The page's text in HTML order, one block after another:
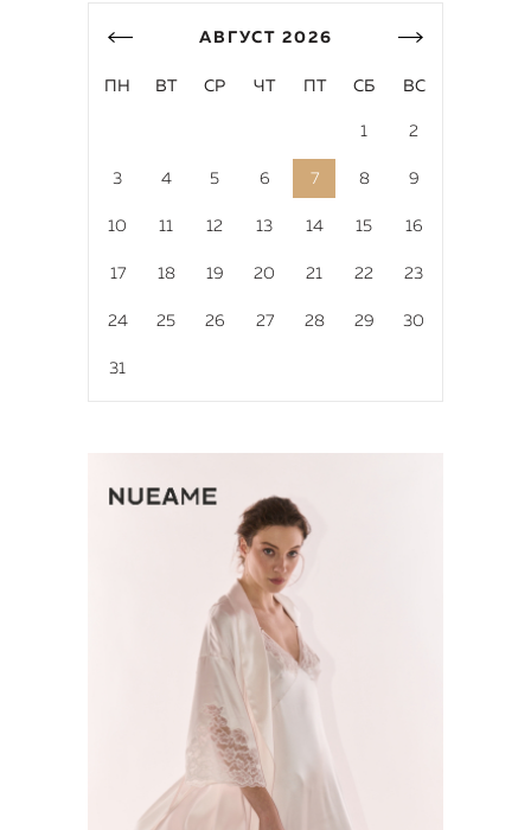
АВГУСТ 2026
ПН ВТ СР ЧТ ПТ СБ ВС
1 2
3 4 5 6 7 8 9
10 11 12 13 14 15 16
17 18 19 20 21 22 23
24 25 26 27 28 29 30
31